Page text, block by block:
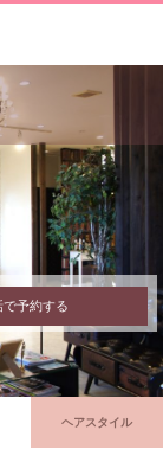
で予約する
ヘアスタイル